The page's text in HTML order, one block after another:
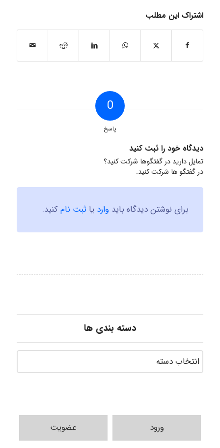
اشتراک این مطلب
0
پاسخ
دیدگاه خود را ثبت کنید
تمایل دارید در گفتگوها شرکت کنید؟
در گفتگو ها شرکت کنید.
برای نوشتن دیدگاه باید وارد یا ثبت نامکنید.
دسته بندی ها
ورود عضویت